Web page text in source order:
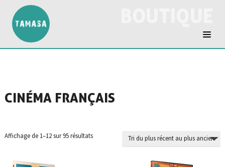
CINÉMA FRANÇAIS
Affichage de 1–12 sur 95 résultatsTrié